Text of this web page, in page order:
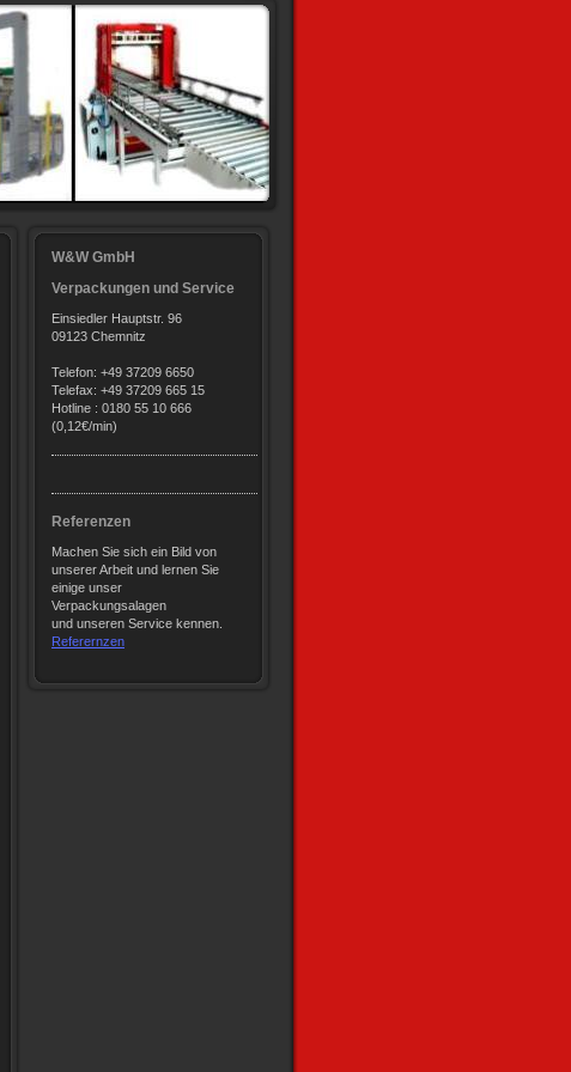
W&W GmbH
Verpackungen und Service
Einsiedler Hauptstr. 96
09123 Chemnitz
Telefon: +49 37209 6650
Telefax: +49 37209 665 15
Hotline : 0180 55 10 666
(0,12€/min)
Referenzen
Machen Sie sich ein Bild von
unserer Arbeit und lernen Sie
einige unser
Verpackungsalagen
und unseren Service kennen.
Referernzen